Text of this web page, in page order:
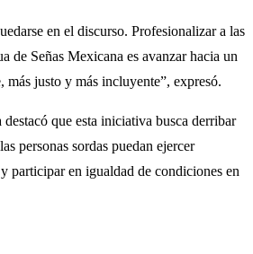
en el discurso. Profesionalizar a las
de Señas Mexicana es avanzar hacia un
más justo y más incluyente”, expresó.
que esta iniciativa busca derribar
personas sordas puedan ejercer
participar en igualdad de condiciones en